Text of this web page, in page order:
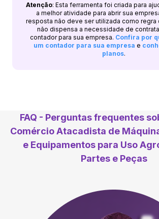
Atenção: Esta ferramenta foi criada para
a melhor atividade para abrir sua
resposta não deve ser utilizada como regra
não dispensa a necessidade de
contador para sua empresa. Confira por
um contador para sua empresa e
planos.
FAQ - Perguntas frequentes
Comércio Atacadista de
e Equipamentos para Uso
Partes e Peças